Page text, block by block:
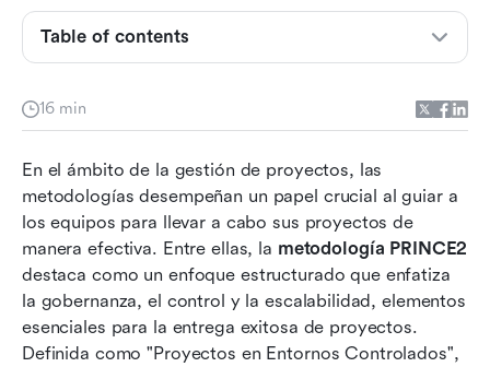
16 min
En el ámbito de la gestión de proyectos, las
metodologías desempeñan un papel crucial al guiar a
los equipos para llevar a cabo sus proyectos de
manera efectiva. Entre ellas, la metodología PRINCE2
destaca como un enfoque estructurado que enfatiza
la gobernanza, el control y la escalabilidad, elementos
esenciales para la entrega exitosa de proyectos.
Definida como "Proyectos en Entornos Controlados",
Table of contents
Entorno del proyecto y gobernanza en PRINCE2
7 procesos de PRINCE2
gestión de proyectos PRINCE2
Utilizar herramientas de colaboración para el
éxito de PRINCE2
Desafíos en la implementación de PRINCE2
Mejores prácticas para implementar la
metodología PRINCE2